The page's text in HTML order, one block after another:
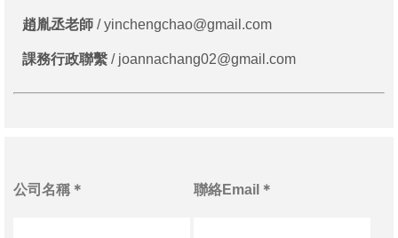
趙胤丞老師 / yinchengchao@gmail.com
課務行政聯繫 / joannachang02@gmail.com
公司名稱＊ 聯絡Email＊